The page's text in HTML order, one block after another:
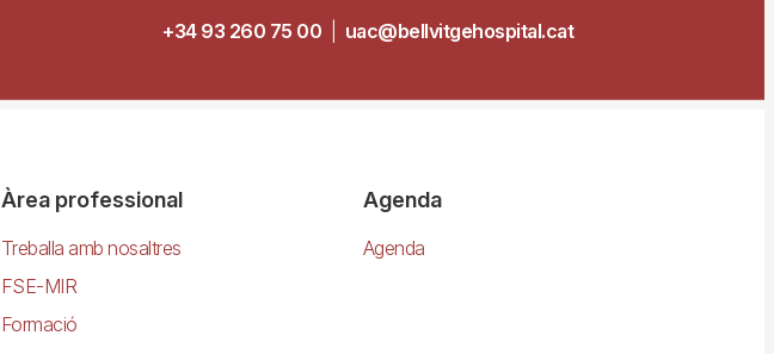
+34 93 260 75 00 uac@bellvitgehospital.cat
Àrea professional
Treballa amb nosaltres
FSE-MIR
Formació
Agenda
Agenda